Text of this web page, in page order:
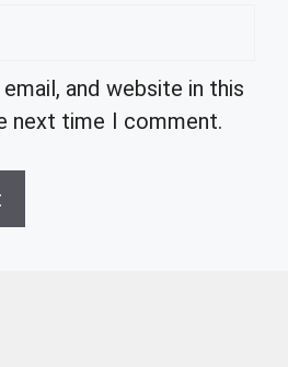
email, and website in this
next time I comment.